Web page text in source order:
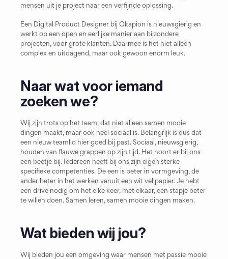
mensen uit je project naar een verfijnde oplossing.
Een Digital Product Designer bij Okapion is nieuwsgierig en
werkt op een open en eerlijke manier aan bijzondere
projecten, voor grote klanten. Daarmee is het niet alleen
complex en uitdagend, maar ook gewoon enorm leuk.
Naar wat voor iemand
zoeken we?
Wij zijn trots op het team, dat niet alleen samen mooie
dingen maakt, maar ook heel sociaal is. Belangrijk is dus dat
een nieuw teamlid hier goed bij past. Sociaal, nieuwsgierig,
houden van flauwe grappen op zijn tijd. Het hoort er bij ons
een beetje bij. Iedereen heeft bij ons zijn eigen sterke
specifieke competenties. De een is beter in vormgeving, de
ander beter in het werken vanuit een wit vel papier. Je hebt
een drive nodig om het elke keer, met elkaar, een stapje beter
te willen doen. Samen leren, samen mooie dingen maken.
Wat bieden wij jou?
Wij bieden jou een omgeving waar mensen met passie mooie